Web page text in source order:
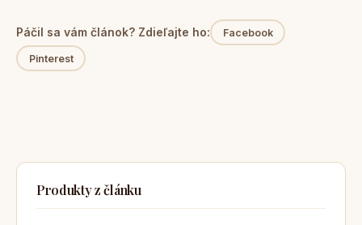
Páčil sa vám článok? Zdieľajte ho: Facebook
Pinterest
Produkty z článku